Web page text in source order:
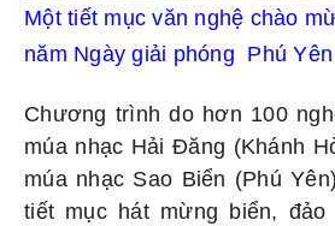
Một tiết mục văn nghệ chào
năm Ngày giải phóng Phú
Chương trình do hơn 100
múa nhạc Hải Đăng (Khánh
múa nhạc Sao Biển (Phú
tiết mục hát mừng biển,